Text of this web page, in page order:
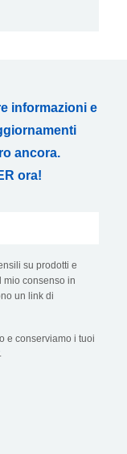
informazioni e
ancora.
ora!
su prodotti e
mio consenso in
un link di
e conserviamo i tuoi
.